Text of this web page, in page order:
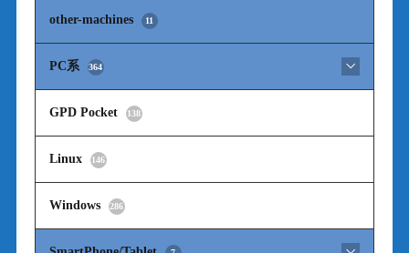
other-machines 11
PC系 364
GPD Pocket 138
Linux 146
Windows 286